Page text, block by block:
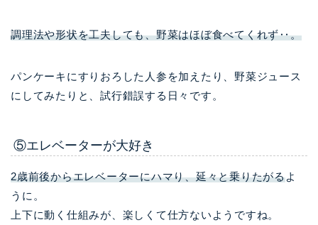
調理法や形状を工夫しても、野菜はほぼ食べてくれず‥。
パンケーキにすりおろした人参を加えたり、野菜ジュース
にしてみたりと、試行錯誤する日々です。
⑤エレベーターが大好き
2歳前後からエレベーターにハマり、延々と乗りたがるよ
うに。
上下に動く仕組みが、楽しくて仕方ないようですね。